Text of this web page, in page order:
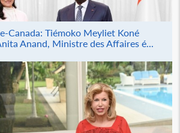
Canada: Tiémoko Meyliet Koné
Anand, Ministre des Affaires é...